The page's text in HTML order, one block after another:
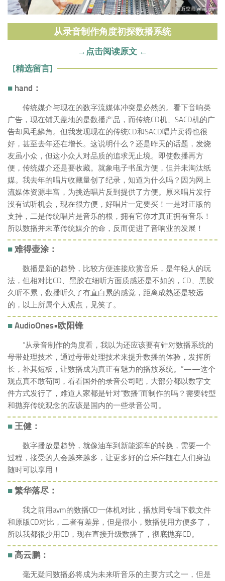
从录音制作角度初探数播系统
→点击阅读原文 ←
[精选留言]
■ hand：
传统媒介与现在的数字流媒体冲突是必然的。看下音响类
广告，现在铺天盖地的是数播产品，而传统CD机、SACD机的广
告却凤毛鳞角。但我发现现在的传统CD和SACD唱片卖得也很
好，甚至去年还在增长。这说明什么？还是昨天的话题，发烧
友虽小众，但这小众人对品质的追求无止境。即使数播再方
便，传统媒介还是要收藏。就象电子书虽方便，但并未淘汰纸
媒。我去年的唱片收藏量创了纪录，知道为什么吗？因为网上
流媒体资源丰富，为挑选唱片反到提供了方便。原来唱片发行
没有试听机会，现在很方便，好唱片一定要买！一是对正版的
支持，二是传统唱片是音乐的根，拥有它你才真正拥有音乐！
所以数播并未革传统媒介的命，反而促进了音响业的发展！
■ 难得壶涂：
数播是新的趋势，比较方便连接欣赏音乐，是年轻人的玩
法，但相对比CD、黑胶在细听方面质感还是不如的，CD、黑胶
久听不累，数播听久了有直白累的感觉，距离成熟还是较远
的，以上所属个人观点，见笑了。
■ AudioOnes•欧阳锋
“从录音制作的角度看，我以为还应该要有针对数播系统的
母带处理技术，通过母带处理技术来提升数播的体验，发挥所
长，补其短板，让数播成为真正有魅力的播放系统。”——这个
观点真不敢苟同，看看国外的录音公司吧，大部分都以数字文
件方式发行了，难道人家都是针对“数播”而制作的吗？需要转型
和抛弃传统观念的应该是国内的一些录音公司。
■ 王健：
数字播放是趋势，就像油车到新能源车的转换，需要一个
过程，接受的人会越来越多，让更多好的音乐伴随在人们身边
随时可以享用！
■ 繁华落尽：
我之前用avm的数播CD一体机对比，播放同专辑下载文件
和原版CD对比，二者有差异，但是很小，数播使用方便多了，
所以我都很少用CD，现在直接升级数播了，彻底抛弃CD。
■ 高云鹏：
毫无疑问数播必将成为未来听音乐的主要方式之一，但是